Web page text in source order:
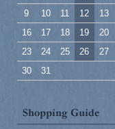
9
10 11 12 13
16
17 18 19 20
23
24 25 26 27
30
31